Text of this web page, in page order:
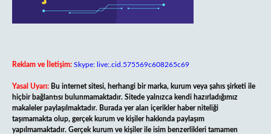
Reklam ve İletişim: Skype: live:.cid.575569c608265c69
Yasal Uyarı: Bu internet sitesi, herhangi bir marka, kurum veya şahıs şirketi ile
hiçbir bağlantısı bulunmamaktadır. Sitede yalnızca kendi hazırladığımız
makaleler paylaşılmaktadır. Burada yer alan içerikler haber niteliği
taşımamakta olup, gerçek kurum ve kişiler hakkında paylaşım
yapılmamaktadır. Gerçek kurum ve kişiler ile isim benzerlikleri tamamen